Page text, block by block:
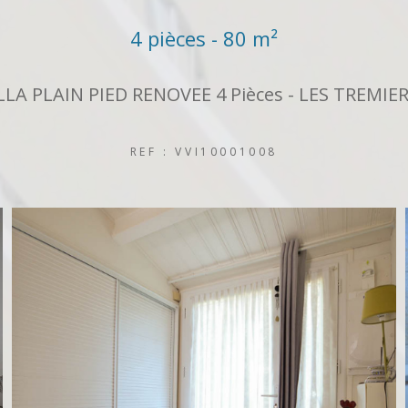
4 pièces - 80 m²
PLAIN PIED RENOVEE 4 Pièces - LES
REF : VVI10001008